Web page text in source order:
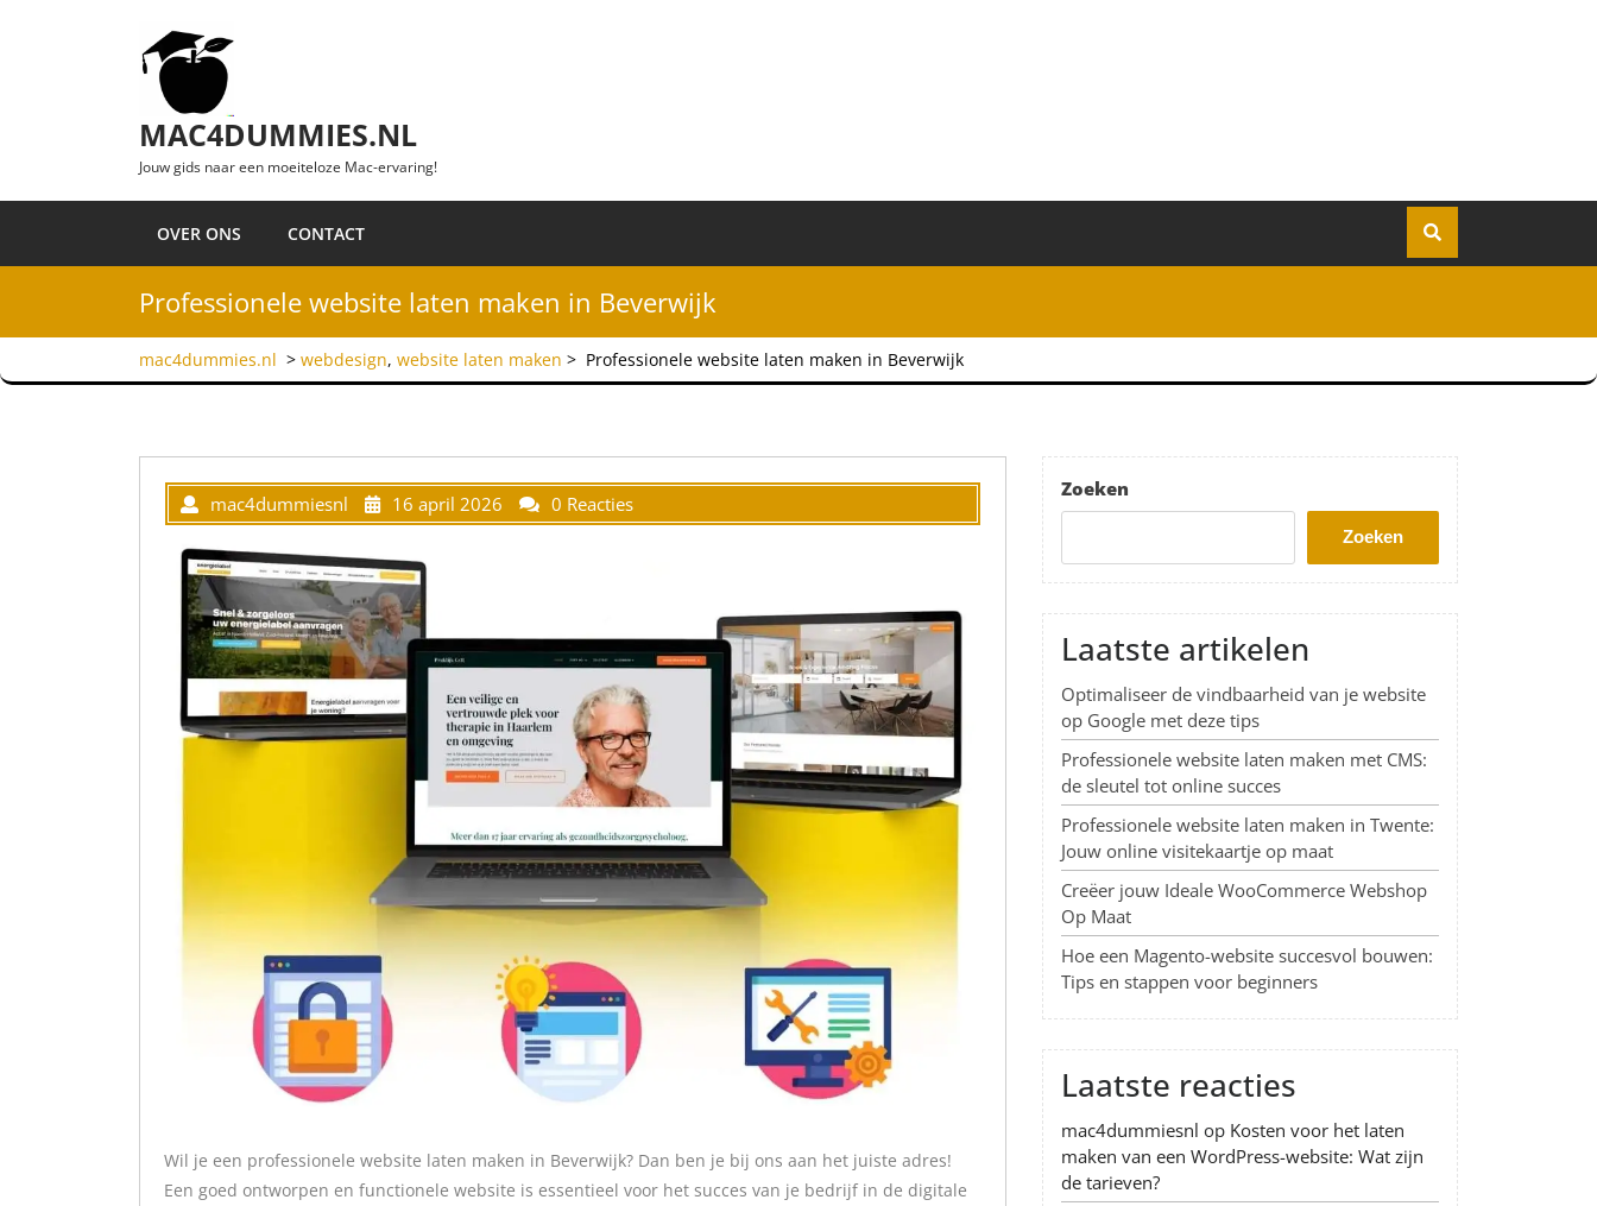
MAC4DUMMIES.NL
Jouw gids naar een moeiteloze Mac-ervaring!
OVER ONS CONTACT
Professionele website laten maken in Beverwijk
mac4dummies.nl > webdesign, website laten maken > Professionele website laten maken in Beverwijk
mac4dummiesnl 16 april 2026 0 Reacties
Wil je een professionele website laten maken in Beverwijk? Dan ben je bij ons aan het juiste adres!
Een goed ontworpen en functionele website is essentieel voor het succes van je bedrijf in de digitale
Zoeken
Zoeken
Laatste artikelen
Optimaliseer de vindbaarheid van je website
op Google met deze tips
Professionele website laten maken met CMS:
de sleutel tot online succes
Professionele website laten maken in Twente:
Jouw online visitekaartje op maat
Creëer jouw Ideale WooCommerce Webshop
Op Maat
Hoe een Magento-website succesvol bouwen:
Tips en stappen voor beginners
Laatste reacties
mac4dummiesnl op Kosten voor het laten
maken van een WordPress-website: Wat zijn
de tarieven?